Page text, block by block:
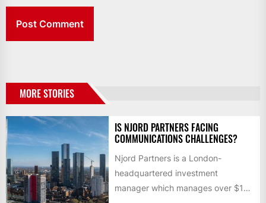
MORE STORIES
IS NJORD PARTNERS FACING
COMMUNICATIONS CHALLENGES?
Njord Partners is a London-
headquartered investment
manager which manages over $1